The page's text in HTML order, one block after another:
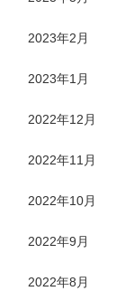
2023年2月
2023年1月
2022年12月
2022年11月
2022年10月
2022年9月
2022年8月